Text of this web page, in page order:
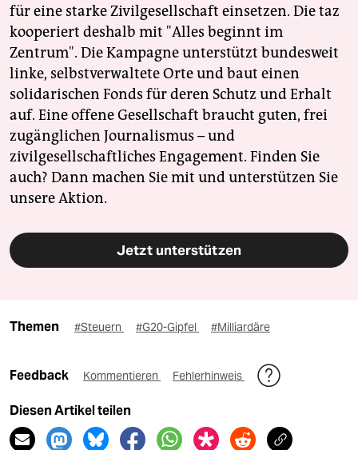
für eine starke Zivilgesellschaft einsetzen. Die taz
kooperiert deshalb mit "Alles beginnt im
Zentrum". Die Kampagne unterstützt bundesweit
linke, selbstverwaltete Orte und baut einen
solidarischen Fonds für deren Schutz und Erhalt
auf. Eine offene Gesellschaft braucht guten, frei
zugänglichen Journalismus – und
zivilgesellschaftliches Engagement. Finden Sie
auch? Dann machen Sie mit und unterstützen Sie
unsere Aktion.
Jetzt unterstützen
Themen #Steuern #G20-Gipfel #Milliardäre
Feedback Kommentieren Fehlerhinweis
Diesen Artikel teilen